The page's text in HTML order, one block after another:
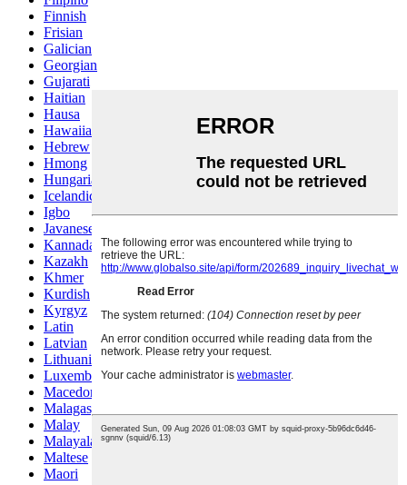
Finnish
Frisian
Galician
Georgian
Gujarati
Haitian
Hausa
Hawaiian
Hebrew
Hmong
Hungarian
Icelandic
Igbo
Javanese
Kannada
Kazakh
Khmer
Kurdish
Kyrgyz
Latin
Latvian
Lithuanian
Luxembou..
Macedonian
Malagasy
Malay
Malayalam
Maltese
Maori